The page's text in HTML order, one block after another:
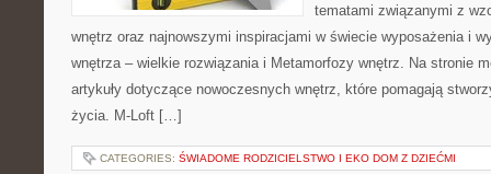
tematami związanymi z
wnętrz oraz najnowszymi inspiracjami w świecie wyposażenia i
wnętrza – wielkie rozwiązania i Metamorfozy wnętrz. Na stronie
artykuły dotyczące nowoczesnych wnętrz, które pomagają
życia. M-Loft […]
CATEGORIES: ŚWIADOME RODZICIELSTWO I EKO DOM Z DZIEĆMI